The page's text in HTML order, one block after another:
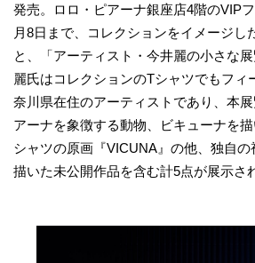
発売。ロロ・ピアーナ銀座店4階のVIP
月8日まで、コレクションをイメージし
と、「アーティスト・今井麗の小さな
麗氏はコレクションのTシャツでもフィ
奈川県在住のアーティストであり、本
アーナを象徴する動物、ビキューナを
シャツの原画『VICUNA』の他、独自
描いた未公開作品を含む計5点が展示さ